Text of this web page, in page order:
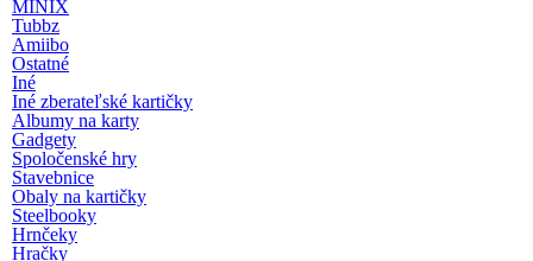
MINIX
Tubbz
Amiibo
Ostatné
Iné
Iné zberateľské kartičky
Albumy na karty
Gadgety
Spoločenské hry
Stavebnice
Obaly na kartičky
Steelbooky
Hrnčeky
Hračky